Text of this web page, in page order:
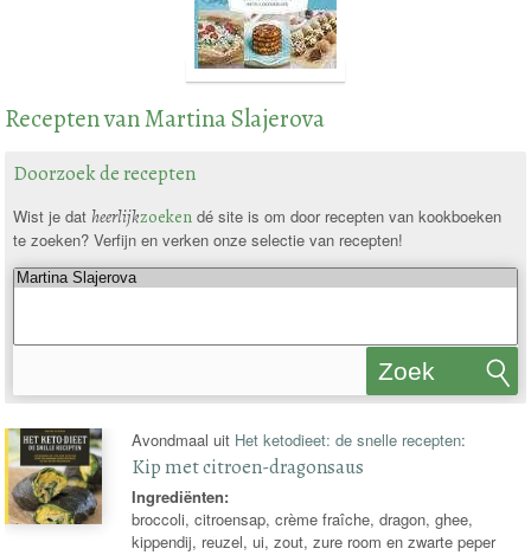
Recepten van Martina Slajerova
Doorzoek de recepten
Wist je dat heerlijkzoekendé site is om door recepten van kookboeken
te zoeken? Verfijn en verken onze selectie van recepten!
Zoek
Avondmaal uit Het ketodieet: de snelle recepten:
Kip met citroen-dragonsaus
Ingrediënten:
broccoli, citroensap, crème fraîche, dragon, ghee,
kippendij, reuzel, ui, zout, zure room en zwarte peper